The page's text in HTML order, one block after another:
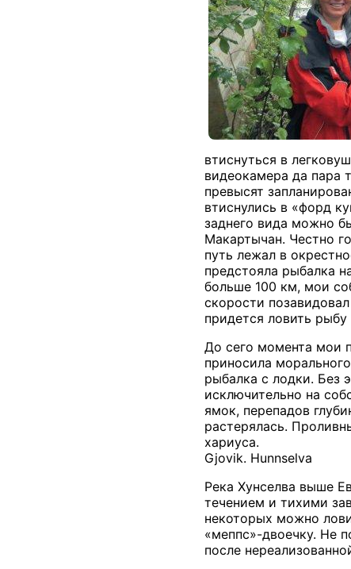
втиснуться в
видеокамера да пара
превысят
втиснулись в «форд
заднего вида можно
Макартычан. Честно
путь лежал в
предстояла рыбалка
больше 100 км, мои
скорости
придется ловить
До сего момента мои
приносила
рыбалка с лодки. Без
исключительно на
ямок, перепадов
растерялась.
хариуса.
Gjovik. Hunnselva
Река Хунселва выше
течением и тихими
некоторых можно
«меппс»-двоечку. Не
после